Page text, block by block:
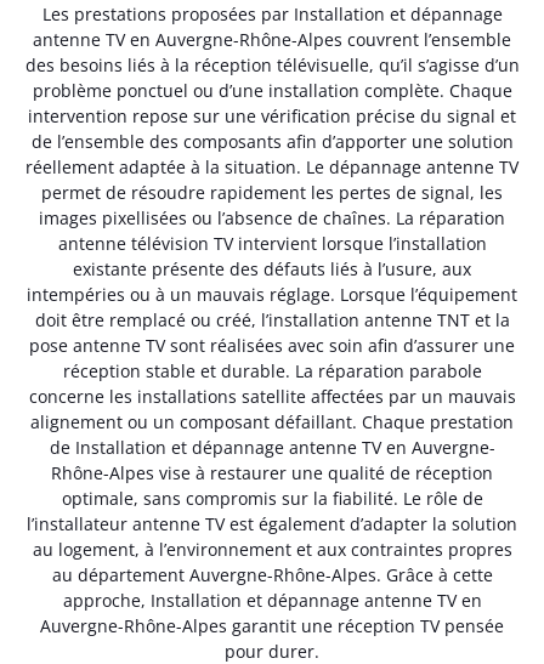
Les prestations proposées par Installation et dépannage
antenne TV en Auvergne-Rhône-Alpes couvrent l’ensemble
des besoins liés à la réception télévisuelle, qu’il s’agisse d’un
problème ponctuel ou d’une installation complète. Chaque
intervention repose sur une vérification précise du signal et
de l’ensemble des composants afin d’apporter une solution
réellement adaptée à la situation. Le dépannage antenne TV
permet de résoudre rapidement les pertes de signal, les
images pixellisées ou l’absence de chaînes. La réparation
antenne télévision TV intervient lorsque l’installation
existante présente des défauts liés à l’usure, aux
intempéries ou à un mauvais réglage. Lorsque l’équipement
doit être remplacé ou créé, l’installation antenne TNT et la
pose antenne TV sont réalisées avec soin afin d’assurer une
réception stable et durable. La réparation parabole
concerne les installations satellite affectées par un mauvais
alignement ou un composant défaillant. Chaque prestation
de Installation et dépannage antenne TV en Auvergne-
Rhône-Alpes vise à restaurer une qualité de réception
optimale, sans compromis sur la fiabilité. Le rôle de
l’installateur antenne TV est également d’adapter la solution
au logement, à l’environnement et aux contraintes propres
au département Auvergne-Rhône-Alpes. Grâce à cette
approche, Installation et dépannage antenne TV en
Auvergne-Rhône-Alpes garantit une réception TV pensée
pour durer.